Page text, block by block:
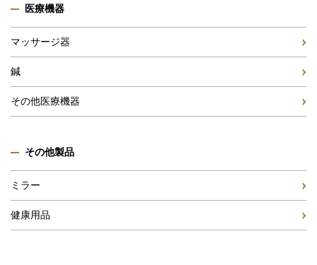
医療機器
マッサージ器
鍼
その他医療機器
その他製品
ミラー
健康用品